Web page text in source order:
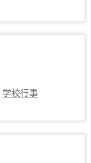
学校行事